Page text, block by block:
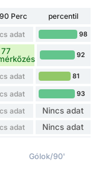
Perc
percentil
adat 98
77
92
adat 81
adat 93
adat Nincs adat
adat Nincs adat
Gólok/90'